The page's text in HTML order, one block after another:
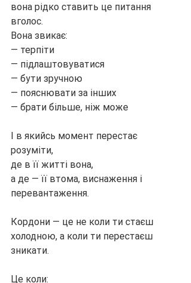
вона рідко ставить це питання
вголос.
Вона звикає:
— терпіти
— підлаштовуватися
— бути зручною
— пояснювати за інших
— брати більше, ніж може
І в якийсь момент перестає
розуміти,
де в її житті вона,
а де — її втома, виснаження і
перевантаження.
Кордони — це не коли ти стаєш
холодною, а коли ти перестаєш
зникати.
Це коли: